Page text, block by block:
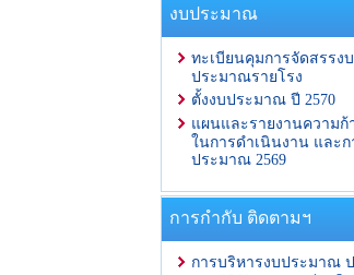
งบประมาณ
ทะเบียนคุมการจัดสรรงบ
ประมาณรายโรง
ตั้งงบประมาณ ปี 2570
แผนและรายงานความก้
ในการดำเนินงาน และก
ประมาณ 2569
การกำกับ ติดตามฯ
การบริหารงบประมาณ